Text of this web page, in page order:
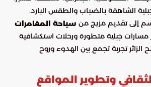
الشاهقة بالضباب والطقس البارد.
إلى تقديم مزيج من سياحة المغامرات
مسارات جبلية متطورة ورحلات استكشافية
الزائر تجربة تجمع بين الهدوء وروح
وتطوير المواقع